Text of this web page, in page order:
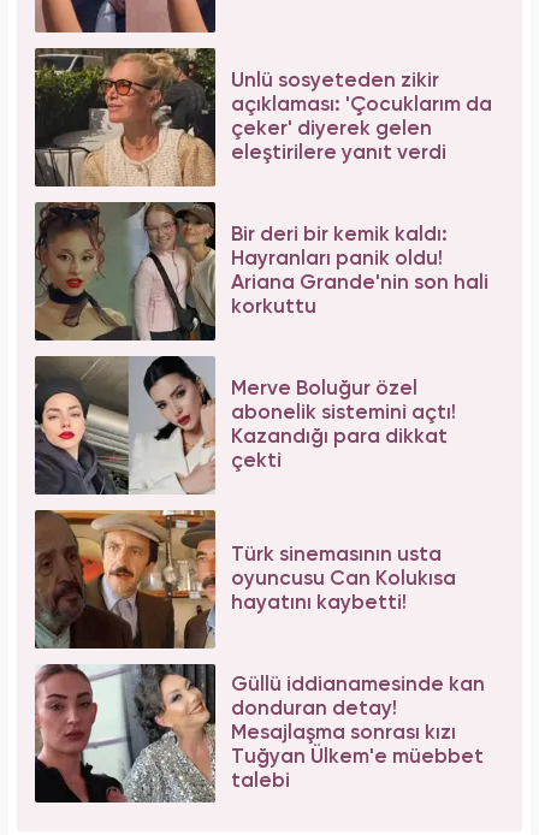
Ünlü sosyeteden zikir
açıklaması: 'Çocuklarım da
çeker' diyerek gelen
eleştirilere yanıt verdi
Bir deri bir kemik kaldı:
Hayranları panik oldu!
Ariana Grande'nin son hali
korkuttu
Merve Boluğur özel
abonelik sistemini açtı!
Kazandığı para dikkat
çekti
Türk sinemasının usta
oyuncusu Can Kolukısa
hayatını kaybetti!
Güllü iddianamesinde kan
donduran detay!
Mesajlaşma sonrası kızı
Tuğyan Ülkem'e müebbet
talebi